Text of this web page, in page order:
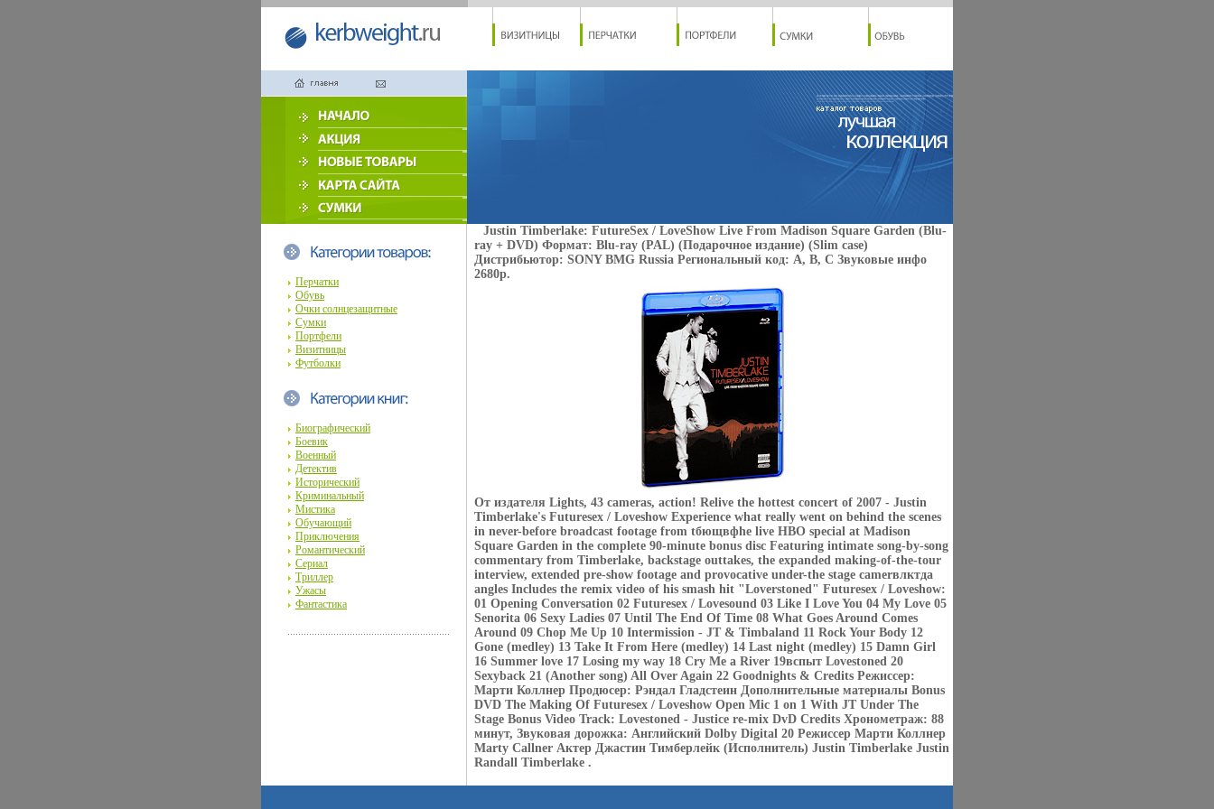
Перчатки
Обувь
Очки солнцезащитные
Сумки
Портфели
Визитницы
Футболки
Justin Timberlake: FutureSex / LoveShow Live From Madison Square Garden (Blu-
ray + DVD) Формат: Blu-ray (PAL) (Подарочное издание) (Slim case)
Дистрибьютор: SONY BMG Russia Региональный код: А, B, С Звуковые инфо
2680p.
От издателя Lights, 43 cameras, action! Relive the hottest concert of 2007 - Justin
Timberlake's Futuresex / Loveshow Experience what really went on behind the scenes
in never-before broadcast footage from tбющвфhe live HBO special at Madison
Square Garden in the complete 90-minute bonus disc Featuring intimate song-by-song
commentary from Timberlake, backstage outtakes, the expanded making-of-the-tour
interview, extended pre-show footage and provocative under-the stage camerвлктдa
angles Includes the remix video of his smash hit "Loverstoned" Futuresex / Loveshow:
01 Opening Conversation 02 Futuresex / Lovesound 03 Like I Love You 04 My Love 05
Senorita 06 Sexy Ladies 07 Until The End Of Time 08 What Goes Around Comes
Around 09 Chop Me Up 10 Intermission - JT & Timbaland 11 Rock Your Body 12
Gone (medley) 13 Take It From Here (medley) 14 Last night (medley) 15 Damn Girl
16 Summer love 17 Losing my way 18 Cry Me a River 19вспыт Lovestoned 20
Sexyback 21 (Another song) All Over Again 22 Goodnights & Credits Режиссер:
Марти Коллнер Продюсер: Рэндал Гладстеин Дополнительные материалы Bonus
DVD The Making Of Futuresex / Loveshow Open Mic 1 on 1 With JT Under The
Stage Bonus Video Track: Lovestoned - Justice re-mix DvD Credits Хронометраж: 88
минут, Звуковая дорожка: Английский Dolby Digital 20 Режиссер Марти Коллнер
Marty Callner Актер Джастин Тимберлейк (Исполнитель) Justin Timberlake Justin
Randall Timberlake .
Биографический
Боевик
Военный
Детектив
Исторический
Криминальный
Мистика
Обучающий
Приключения
Романтический
Сериал
Триллер
Ужасы
Фантастика